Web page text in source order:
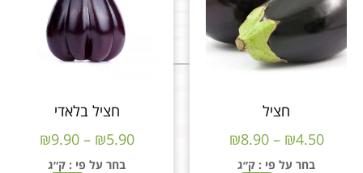
חציל
₪4.50
–
₪8.90
בחר על פי : ק״ג
חציל בלאדי
₪5.90
–
₪9.90
בחר על פי : ק״ג